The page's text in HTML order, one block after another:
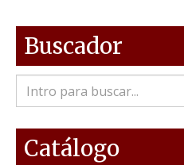
Buscador
Catálogo